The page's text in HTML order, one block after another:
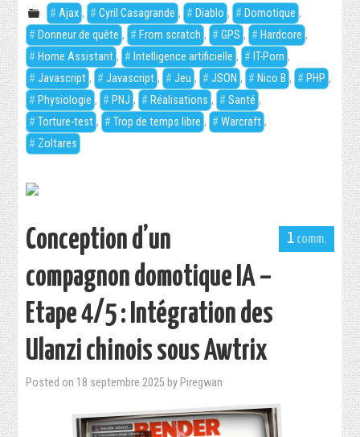
DOWNLOADS
ABOUT
Ajax , Cyril Casagrande , Diablo , Domotique ,
Donneur de quête , From scratch , GPS , Hardcore ,
Home Assistant , Intelligence artificielle , IT-Porn ,
Javascript , Javascript , Jeu , JSON , Nico B , PHP ,
Physiologie , PNJ , Réalisations , Santé ,
Torture-test , Trop de temps libre , Warcraft ,
Zoltares
1
Conception d’un
compagnon domotique IA –
Etape 4/5 : Intégration des
Ulanzi chinois sous Awtrix
Posted on 18 septembre 2025 by Piregwan